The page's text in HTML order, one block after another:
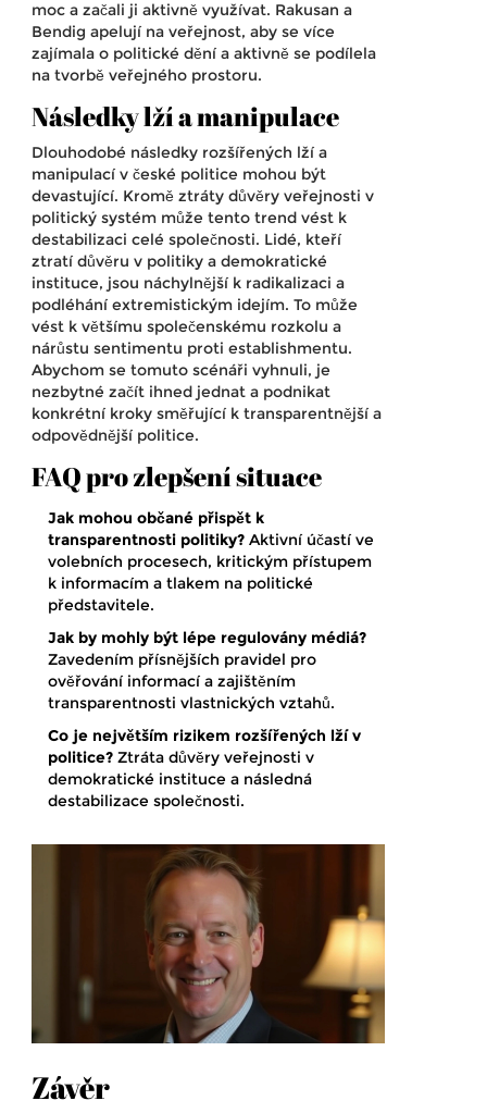
moc a začali ji aktivně využívat. Rakusan a
Bendig apelují na veřejnost, aby se více
zajímala o politické dění a aktivně se podílela
na tvorbě veřejného prostoru.
Následky lží a manipulace
Dlouhodobé následky rozšířených lží a
manipulací v české politice mohou být
devastující. Kromě ztráty důvěry veřejnosti v
politický systém může tento trend vést k
destabilizaci celé společnosti. Lidé, kteří
ztratí důvěru v politiky a demokratické
instituce, jsou náchylnější k radikalizaci a
podléhání extremistickým idejím. To může
vést k většímu společenskému rozkolu a
nárůstu sentimentu proti establishmentu.
Abychom se tomuto scénáři vyhnuli, je
nezbytné začít ihned jednat a podnikat
konkrétní kroky směřující k transparentnější a
odpovědnější politice.
FAQ pro zlepšení situace
Jak mohou občané přispět k
transparentnosti politiky? Aktivní účastí ve
volebních procesech, kritickým přístupem
k informacím a tlakem na politické
představitele.
Jak by mohly být lépe regulovány médiá?
Zavedením přísnějších pravidel pro
ověřování informací a zajištěním
transparentnosti vlastnických vztahů.
Co je největším rizikem rozšířených lží v
politice? Ztráta důvěry veřejnosti v
demokratické instituce a následná
destabilizace společnosti.
Závěr